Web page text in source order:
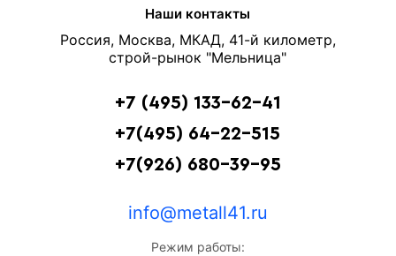
Наши контакты
Россия, Москва, МКАД, 41-й километр,
строй-рынок "Мельница"
+7 (495) 133-62-41
+7(495) 64-22-515
+7(926) 680-39-95
info@metall41.ru
Режим работы: